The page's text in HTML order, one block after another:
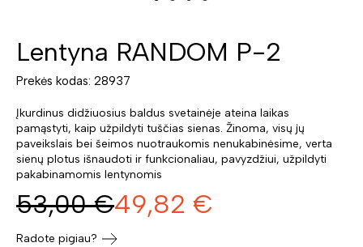
Lentyna RANDOM P-2
Prekės kodas: 28937
Įkurdinus didžiuosius baldus svetainėje ateina laikas
pamąstyti, kaip užpildyti tuščias sienas. Žinoma, visų jų
paveikslais bei šeimos nuotraukomis nenukabinėsime, verta
sienų plotus išnaudoti ir funkcionaliau, pavyzdžiui, užpildyti
pakabinamomis lentynomis
53,00 €49,82 €
Radote pigiau?